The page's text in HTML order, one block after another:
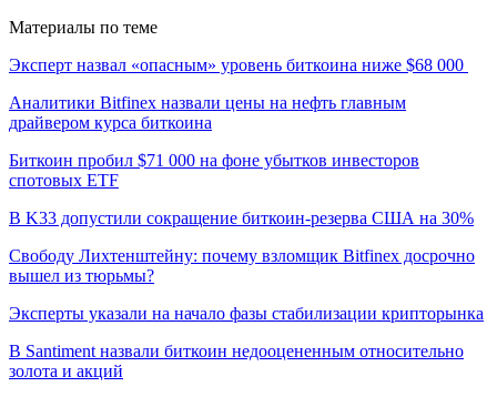
Материалы по теме
Эксперт назвал «опасным» уровень биткоина ниже $68 000
Аналитики Bitfinex назвали цены на нефть главным
драйвером курса биткоина
Биткоин пробил $71 000 на фоне убытков инвесторов
спотовых ETF
В K33 допустили сокращение биткоин-резерва США на 30%
Свободу Лихтенштейну: почему взломщик Bitfinex досрочно
вышел из тюрьмы?
Эксперты указали на начало фазы стабилизации крипторынка
В Santiment назвали биткоин недооцененным относительно
золота и акций